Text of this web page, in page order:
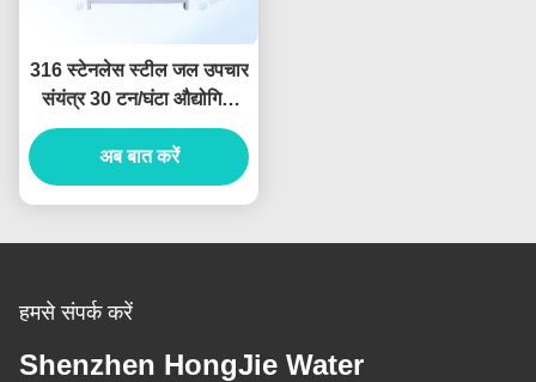
316 स्टेनलेस स्टील जल उपचार
संयंत्र 30 टन/घंटा औद्योगिक
अतिशुद्ध जल प्रणाली
अब बात करें
हमसे संपर्क करें
Shenzhen HongJie Water